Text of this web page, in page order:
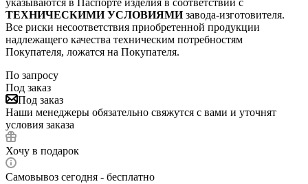
ТЕХНИЧЕСКИМИ УСЛОВИЯМИзавода-изготовителя.
Все риски несоответствия приобретенной продукции
надлежащего качества техническим потребностям
Покупателя, ложатся на Покупателя.
По запросу
Под заказ
Под заказ
Наши менеджеры обязательно свяжутся с вами и уточнят
условия заказа
Хочу в подарок
Самовывоз сегодня - бесплатно